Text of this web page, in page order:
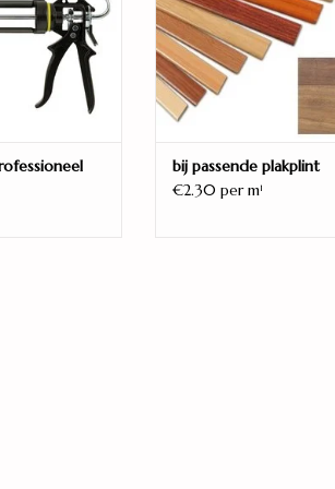
korte plank (1287 x 220 mm.) over een
zijn gebruiksklasse 23|32 ook geschikt voor
impregnering en een tussenlaag met
NALFA) Zo kan de vloer ook in de badkamer
bij passende plakplint
€2.30 per m1